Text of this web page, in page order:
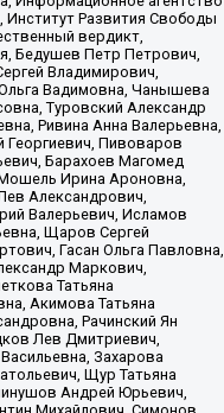
Развития Свободы
вердикт,
Бедушев Петр Петрович,
Владимирович,
Вадимовна, Чанышева
Туровский Александр
Ривина Анна Валерьевна,
Георгиевич, Пивоваров
Барахоев Магомед
Ирина Ароновна,
Александрович,
Валерьевич, Исламов
Щаров Сергей
Гасан Ольга Павловна,
Маркович,
Татьяна
Акимова Татьяна
Рачинский Ян
Лев Дмитриевич,
Захарова
Щур Татьяна
Андрей Юрьевич,